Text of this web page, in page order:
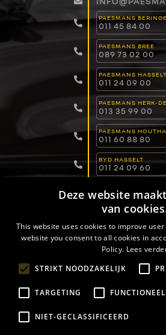
PAESMANS
011 45 84 00
PAESMANS BREE
089 73 02 00
PAESMANS HASSELT
011 24 09 00
PAESMANS HERK-
013 35 99 00
PAESMANS
011 60 88 80
BYD HASSELT
011 24 09 60
011 15 04 00
089 82 30 30
PRIVACYBELEID
Deze website
van
This website uses cookies to improve
website you consent to all cookies in
Policy. Lees
STRIKT NOODZAKELIJK
TARGETING FUNCTIONEEL
NIET-GECLASSIFICEERD